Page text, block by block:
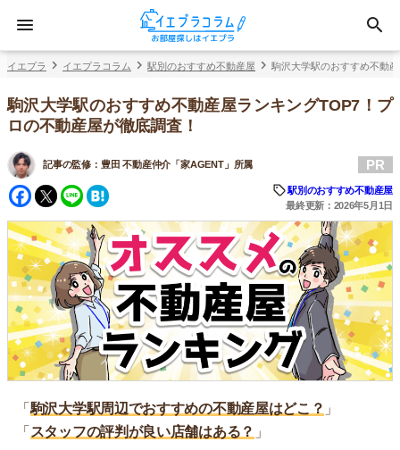
イエプラ イエプラコラム 駅別のおすすめ不動産屋 駒沢大学駅のおすすめ不動
駒沢大学駅のおすすめ不動産屋ランキングTOP7！プ
ロの不動産屋が徹底調査！
記事の監修： 豊田 不動産仲介「家AGENT」所属
Facebook
Twitter
Line
PR
駅別のおすすめ不動産屋
最終更新：2026年5月1日
「駒沢大学駅周辺でおすすめの不動産屋はどこ？ 」
「 スタッフの評判が良い店舗はある？ 」